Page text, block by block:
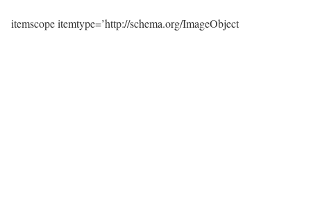
itemscope itemtype=’http://schema.org/ImageObject